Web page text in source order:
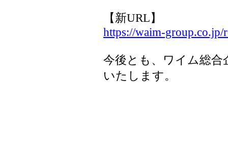
【新URL】
https://waim-
今後とも、ワイム総合
いたします。